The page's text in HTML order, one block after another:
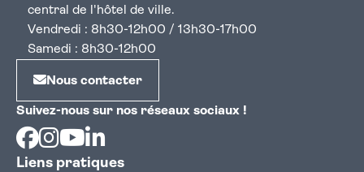
central de l'hôtel de ville.
Vendredi : 8h30-12h00 / 13h30-17h00
Samedi : 8h30-12h00
Nous contacter
Suivez-nous sur nos réseaux sociaux !
Facebook
Instagram
Youtube
Liens pratiques